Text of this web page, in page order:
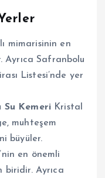
mimarisinin en
Ayrıca Safranbolu
Listesi’nde yer
Su Kemeri Kristal
muhteşem
büyüler.
en önemli
biridir. Ayrıca